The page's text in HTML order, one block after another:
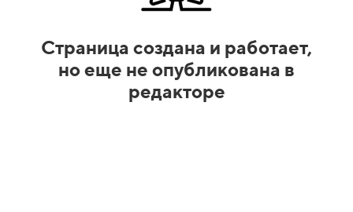
Страница создана и работает,
но еще не опубликована в
редакторе